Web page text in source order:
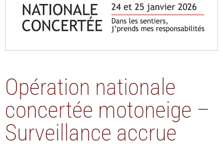
Opération nationale
concertée motoneige –
Surveillance accrue